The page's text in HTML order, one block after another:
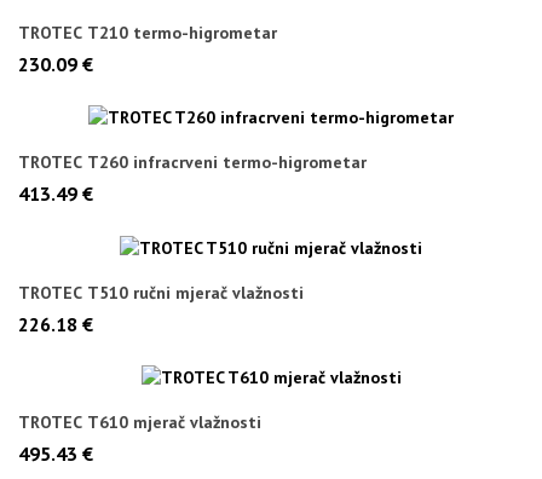
TROTEC T210 termo-higrometar
230.09 €
TROTEC T260 infracrveni termo-higrometar
413.49 €
TROTEC T510 ručni mjerač vlažnosti
226.18 €
TROTEC T610 mjerač vlažnosti
495.43 €